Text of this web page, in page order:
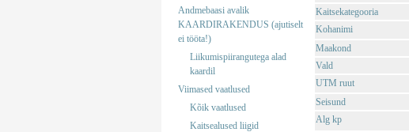
Andmebaasi avalik
KAARDIRAKENDUS (ajutiselt
ei tööta!)
Liikumispiirangutega alad
kaardil
Viimased vaatlused
Kõik vaatlused
Kaitsealused liigid
Kaitsekategooria
Kohanimi
Maakond
Vald
UTM ruut
Seisund
Alg kp